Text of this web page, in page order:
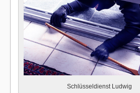
Schlüsseldienst Ludwig